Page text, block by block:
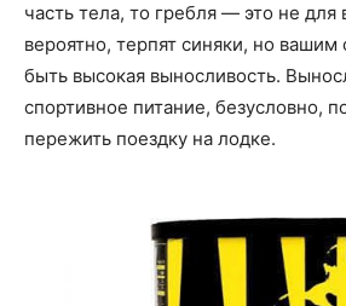
часть тела, то гребля — это не для
вероятно, терпят синяки, но
быть высокая выносливость.
спортивное питание, безусловно,
пережить поездку на лодке.